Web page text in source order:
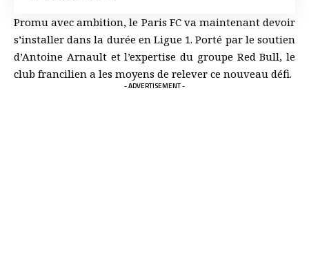
Promu avec ambition, le Paris FC va maintenant devoir
s’installer dans la durée en Ligue 1. Porté par le soutien
d’Antoine Arnault et l’expertise du groupe Red Bull, le
club francilien a les moyens de relever ce nouveau défi.
- ADVERTISEMENT -